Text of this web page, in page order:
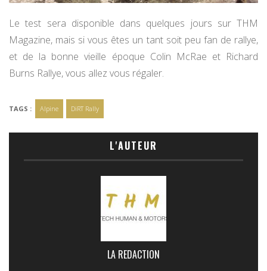
Le test sera disponible dans quelques jours sur THM
Magazine, mais si vous êtes un tant soit peu fan de rallye,
et de la bonne vieille époque Colin McRae et Richard
Burns Rallye, vous allez vous régaler.
TAGS : Alpine DiRT Rally
L'AUTEUR
LA REDACTION